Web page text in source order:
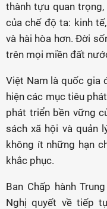
thành tựu quan
của chế độ ta: kinh
và hài hòa hơn. Đời
trên mọi miền đất
Việt Nam là quốc gia
hiện các mục tiêu
phát triển bền vững
sách xã hội và quản
không ít những hạn
khắc phục.
Ban Chấp hành
Nghị quyết về tiếp